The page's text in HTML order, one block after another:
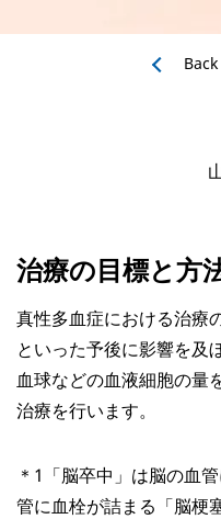
治療の目標と方
真性多血症における治療
といった予後に影響を及
血球などの血液細胞の量
治療を行います。
＊1「脳卒中」は脳の血
管に血栓が詰まる「脳梗